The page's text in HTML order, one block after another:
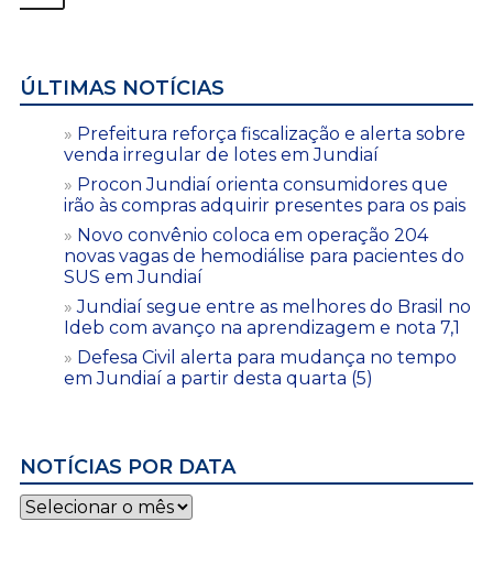
ÚLTIMAS NOTÍCIAS
Prefeitura reforça fiscalização e alerta sobre
venda irregular de lotes em Jundiaí
Procon Jundiaí orienta consumidores que
irão às compras adquirir presentes para os pais
Novo convênio coloca em operação 204
novas vagas de hemodiálise para pacientes do
SUS em Jundiaí
Jundiaí segue entre as melhores do Brasil no
Ideb com avanço na aprendizagem e nota 7,1
Defesa Civil alerta para mudança no tempo
em Jundiaí a partir desta quarta (5)
NOTÍCIAS POR DATA
Notícias
por